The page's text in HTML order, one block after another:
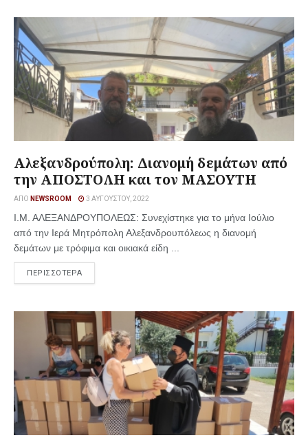
Αλεξανδρούπολη: Διανομή δεμάτων από
την ΑΠΟΣΤΟΛΗ και τον ΜΑΣΟΥΤΗ
ΑΠΌ NEWSROOM 3 ΑΥΓΟΎΣΤΟΥ, 2022
Ι.Μ. ΑΛΕΞΑΝΔΡΟΥΠΟΛΕΩΣ: Συνεχίστηκε για το μήνα Ιούλιο
από την Ιερά Μητρόπολη Αλεξανδρουπόλεως η διανομή
δεμάτων με τρόφιμα και οικιακά είδη ...
ΠΕΡΙΣΣΟΤΕΡΑ